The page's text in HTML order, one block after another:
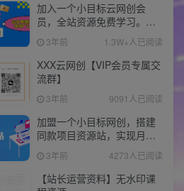
加入一个小目标云网创会
员，全站资源免费学习。更
可享受推广高达80%分佣！
3年前 1.3W+人已阅读
XXX云网创【VIP会员专属交
流群】
3年前 9091人已阅读
加盟一个小目标网创，搭建
同款项目资源站，实现月入
10w+！！
3年前 4273人已阅读
【站长运营资料】无水印课